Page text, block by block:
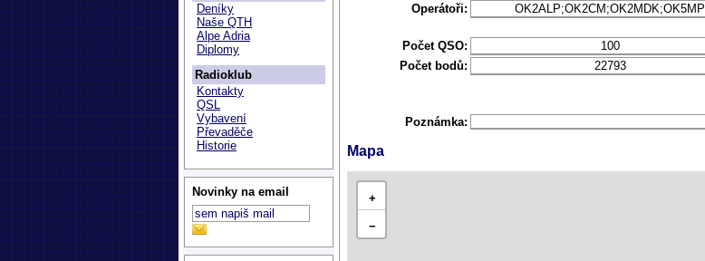
Deníky
Naše QTH
Alpe Adria
Diplomy
Radioklub
Kontakty
QSL
Vybavení
Převaděče
Historie
Novinky na email
Operátoři:
OK2ALP;OK2CM;OK2MDK;OK5MP
Počet QSO: 100
Počet bodů:
22793
Poznámka:
Mapa
+
−